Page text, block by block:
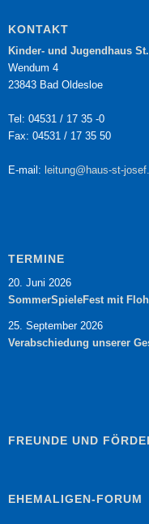
KONTAKT
Kinder- und Jugendhaus
Wendum 4
23843 Bad Oldesloe
Tel: 04531 / 17 35 -0
Fax: 04531 / 17 35 50
E-mail: leitung@haus-st-
TERMINE
20. Juni 2026
SommerSpieleFest mit
25. September 2026
Verabschiedung unserer
FREUNDE UND
EHEMALIGEN-FORUM